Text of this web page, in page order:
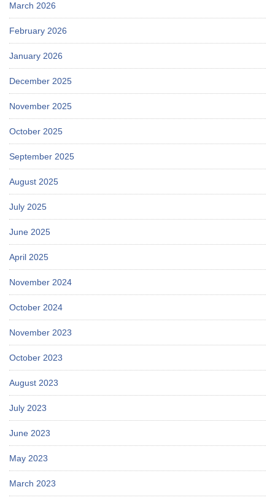
March 2026
February 2026
January 2026
December 2025
November 2025
October 2025
September 2025
August 2025
July 2025
June 2025
April 2025
November 2024
October 2024
November 2023
October 2023
August 2023
July 2023
June 2023
May 2023
March 2023